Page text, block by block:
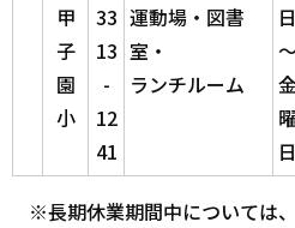
甲
子
園
小
33
13
-
12
41
運動場・図書
室・
ランチルーム
日
日
※長期休業期間中については